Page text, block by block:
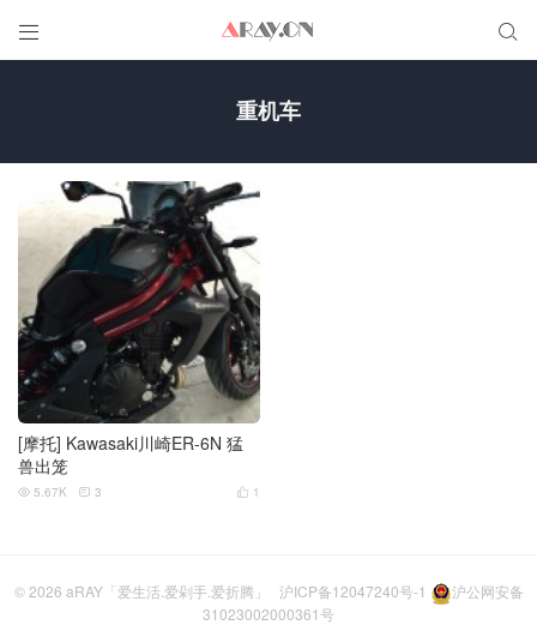
 
重机车
[摩托] Kawasaki川崎ER-6N 猛
兽出笼
 1
 5.67K  3
© 2026 aRAY「爱生活.爱剁手.爱折腾」 沪ICP备12047240号-1
沪公网安备
31023002000361号